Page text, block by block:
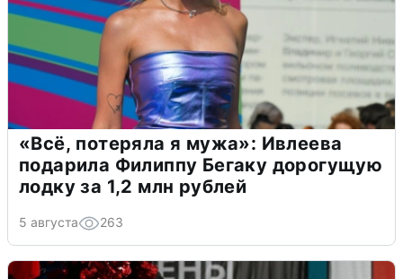
«Всё, потеряла я мужа»: Ивлеева
подарила Филиппу Бегаку дорогущую
лодку за 1,2 млн рублей
5 августа 263